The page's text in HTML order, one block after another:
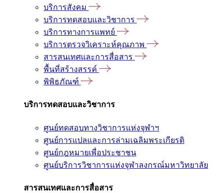
บริการสังคม
บริการทดสอบและวิชาการ
บริการทางการแพทย์
บริการตรวจวิเคราะห์คุณภาพ
สารสนเทศและการสื่อสาร
พื้นที่สร้างสรรค์
พิพิธภัณฑ์
บริการทดสอบและวิชาการ
ศูนย์ทดสอบทางวิชาการแห่งจุฬาฯ
ศูนย์การแปลและการล่ามเฉลิมพระเกียรติ
ศูนย์กฎหมายเพื่อประชาชน
ศูนย์บริการวิชาการแห่งจุฬาลงกรณ์มหาวิทยาลัย
สารสนเทศและการสื่อสาร